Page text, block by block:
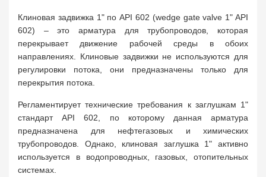
Клиновая задвижка 1" по API 602 (wedge gate valve 1" API
602) – это арматура для трубопроводов, которая
перекрывает движение рабочей среды в обоих
направлениях. Клиновые задвижки не используются для
регулировки потока, они предназначены только для
перекрытия потока.
Регламентирует технические требования к заглушкам 1"
стандарт API 602, по которому данная арматура
предназначена для нефтегазовых и химических
трубопроводов. Однако, клиновая заглушка 1" активно
используется в водопроводных, газовых, отопительных
системах.